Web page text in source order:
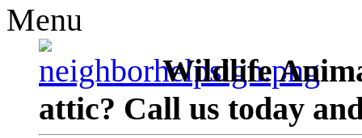
Menu
Wildlife
attic? Call us today